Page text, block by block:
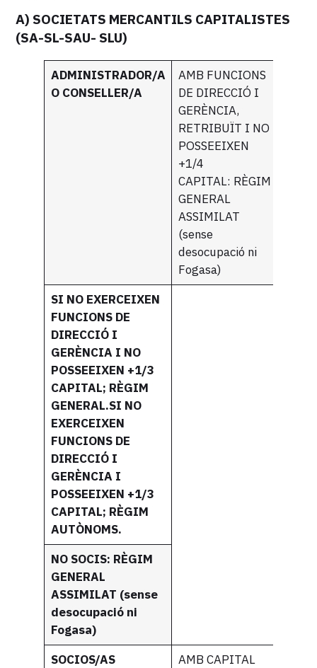
A) SOCIETATS MERCANTILS CAPITALISTES
(SA-SL-SAU- SLU)
ADMINISTRADOR/A
O CONSELLER/A
AMB FUNCIONS
DE DIRECCIÓ I
GERÈNCIA,
RETRIBUÏT I NO
POSSEEIXEN
+1/4
CAPITAL: RÈGIM
GENERAL
ASSIMILAT
(sense
desocupació ni
Fogasa)
SI NO EXERCEIXEN
FUNCIONS DE
DIRECCIÓ I
GERÈNCIA I NO
POSSEEIXEN +1/3
CAPITAL; RÈGIM
GENERAL.SI NO
EXERCEIXEN
FUNCIONS DE
DIRECCIÓ I
GERÈNCIA I
POSSEEIXEN +1/3
CAPITAL; RÈGIM
AUTÒNOMS.
NO SOCIS: RÈGIM
GENERAL
ASSIMILAT (sense
desocupació ni
Fogasa)
SOCIOS/AS
AMB CAPITAL